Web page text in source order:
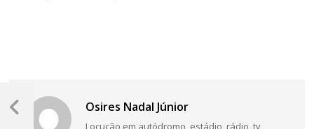
Osires Nadal Júnior
Locução em autódromo, estádio, rádio, tv,
Navegação
de
Post